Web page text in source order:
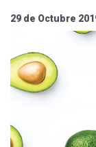
29 de Octubre